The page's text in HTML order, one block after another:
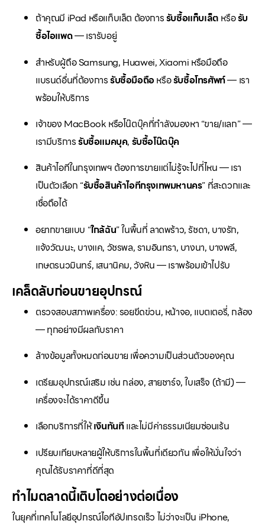
ถ้าคุณมี iPad หรือแท็บเล็ต ต้องการรับซื้อแท็บเล็ต หรือรับ
ซื้อไอแพด— เรารับอยู่
สำหรับผู้ถือ Samsung, Huawei, Xiaomi หรือมือถือ
แบรนด์อื่นที่ต้องการรับซื้อมือถือหรือรับซื้อโทรศัพท์— เรา
พร้อมให้บริการ
เจ้าของ MacBook หรือโน๊ตบุ๊คที่กำลังมองหา “ขาย/แลก” —
เรามีบริการรับซื้อแมคบุค, รับซื้อโน๊ตบุ๊ค
สินค้าไอทีในกรุงเทพฯ ต้องการขายแต่ไม่รู้จะไปที่ไหน — เรา
เป็นตัวเลือก “รับซื้อสินค้าไอทีกรุงเทพมหานคร” ที่สะดวกและ
เชื่อถือได้
อยากขายแบบ “ใกล้ฉัน” ในพื้นที่ ลาดพร้าว, รัชดา, บางรัก,
แจ้งวัฒนะ, บางแค, วัชรพล, รามอินทรา, บางนา, บางพลี,
เกษตรนวมินทร์, เสนานิคม, วังหิน — เราพร้อมเข้าไปรับ
เคล็ดลับก่อนขายอุปกรณ์
ตรวจสอบสภาพเครื่อง: รอยขีดข่วน, หน้าจอ, แบตเตอรี่, กล้อง
— ทุกอย่างมีผลกับราคา
ล้างข้อมูลทั้งหมดก่อนขาย เพื่อความเป็นส่วนตัวของคุณ
เตรียมอุปกรณ์เสริม เช่น กล่อง, สายชาร์จ, ใบเสร็จ (ถ้ามี) —
เครื่องจะได้ราคาดีขึ้น
เลือกบริการที่ให้เงินทันทีและไม่มีค่าธรรมเนียมซ่อนเร้น
เปรียบเทียบหลายผู้ให้บริการในพื้นที่เดียวกัน เพื่อให้มั่นใจว่า
คุณได้รับราคาที่ดีที่สุด
ทำไมตลาดนี้เติบโตอย่างต่อเนื่อง
ในยุคที่เทคโนโลยีอุปกรณ์ไอทีอัปเกรดเร็ว ไม่ว่าจะเป็น iPhone,